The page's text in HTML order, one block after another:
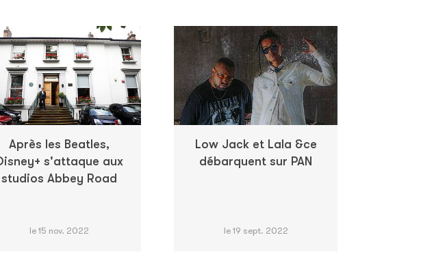
Après les Beatles,
s'attaque aux
studios Abbey Road
le 15 nov. 2022
Low Jack et Lala &ce
débarquent sur PAN
le 19 sept. 2022